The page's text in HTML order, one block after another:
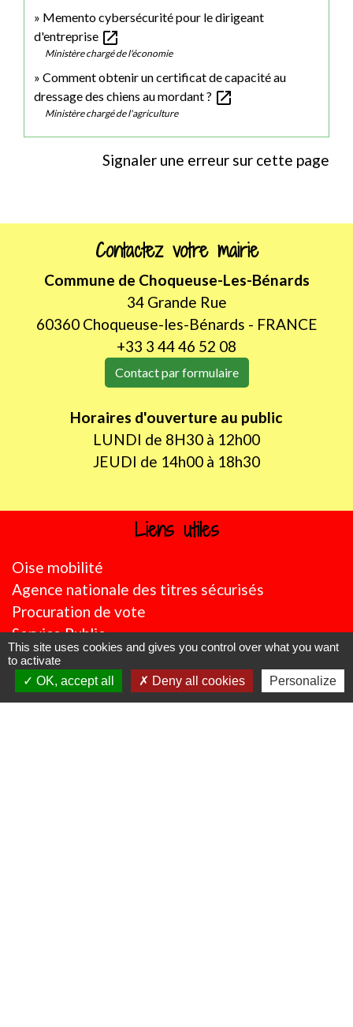
Memento cybersécurité pour le dirigeant
d'entreprise open_in_new
Ministère chargé de l'économie
Comment obtenir un certificat de capacité au
dressage des chiens au mordant ? open_in_new
Ministère chargé de l'agriculture
Signaler une erreur sur cette page
Contactez votre mairie
Commune de Choqueuse-Les-Bénards
34 Grande Rue
60360 Choqueuse-les-Bénards - FRANCE
+33 3 44 46 52 08
Contact par formulaire
Horaires d'ouverture au public
LUNDI de 8H30 à 12h00
JEUDI de 14h00 à 18h30
Liens utiles
Oise mobilité
Agence nationale des titres sécurisés
Procuration de vote
Service Public
Partenaires institutionnels
Région Hauts-de-France
This site uses cookies and gives you control over what you want
to activate
OK, accept all
Deny all cookies Personalize